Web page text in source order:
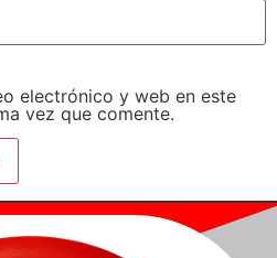
electrónico y web en este
vez que comente.